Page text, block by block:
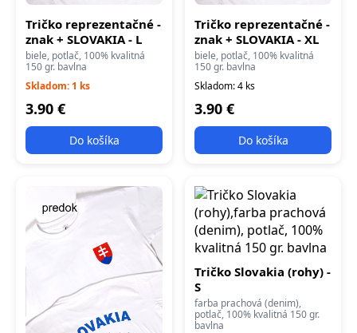
Tričko reprezentačné -
znak + SLOVAKIA - L
biele, potlač, 100% kvalitná
150 gr. bavlna
Skladom: 1 ks
3.90 €
Do košíka
Tričko reprezentačné -
znak + SLOVAKIA - XL
biele, potlač, 100% kvalitná
150 gr. bavlna
Skladom: 4 ks
3.90 €
Do košíka
Tričko Slovakia (rohy) -
S
farba prachová (denim),
potlač, 100% kvalitná 150 gr.
bavlna